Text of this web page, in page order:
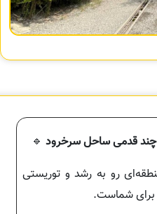
قدمی ساحل سرخرود 🔹
رو به رشد و توریستی
برای شماست.